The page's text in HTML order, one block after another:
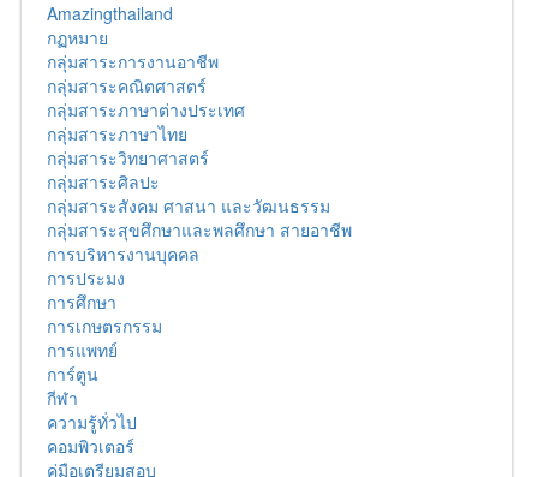
Amazingthailand
กฏหมาย
กลุ่มสาระการงานอาชีพ
กลุ่มสาระคณิตศาสตร์
กลุ่มสาระภาษาต่างประเทศ
กลุ่มสาระภาษาไทย
กลุ่มสาระวิทยาศาสตร์
กลุ่มสาระศิลปะ
กลุ่มสาระสังคม ศาสนา และวัฒนธรรม
กลุ่มสาระสุขศึกษาและพลศึกษา สายอาชีพ
การบริหารงานบุคคล
การประมง
การศึกษา
การเกษตรกรรม
การแพทย์
การ์ตูน
กีฬา
ความรู้ทั่วไป
คอมพิวเตอร์
คู่มือเตรียมสอบ